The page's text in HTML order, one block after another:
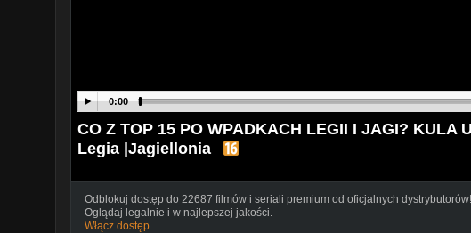
0:00
CO Z TOP 15 PO WPADKACH LEGII I JAGI? KULA
Legia |Jagiellonia
Odblokuj dostęp do 22687 filmów i seriali premium od oficjalnych dystrybutorów!
Oglądaj legalnie i w najlepszej jakości.
Włącz dostęp